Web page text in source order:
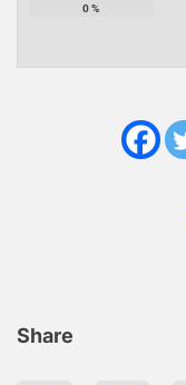
Share
0%